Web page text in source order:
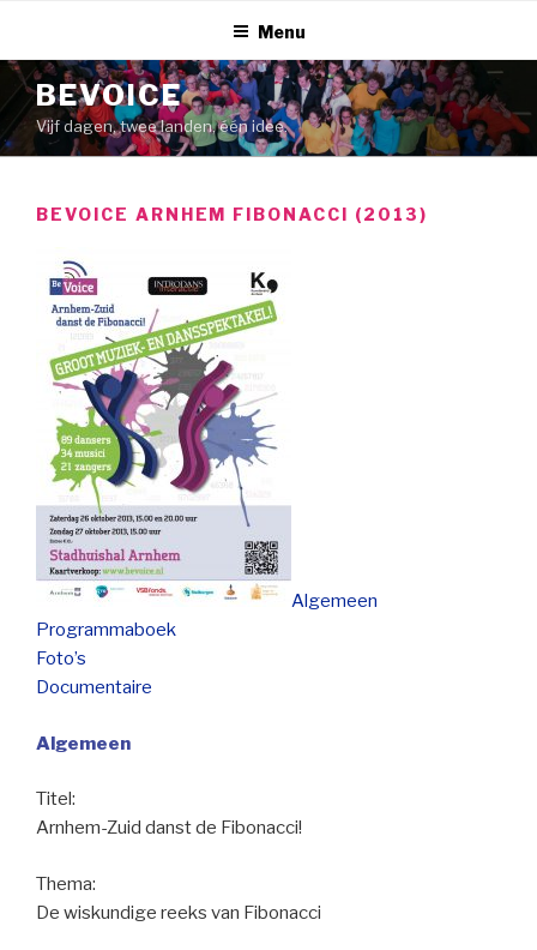
inhoud
springenBEVOICE
Vijf dagen, twee landen, één idee.
Menu
BEVOICE ARNHEM FIBONACCI (2013)
Algemeen
Programmaboek
Foto’s
Documentaire
Algemeen
Titel:
Arnhem-Zuid danst de Fibonacci!
Thema:
De wiskundige reeks van Fibonacci